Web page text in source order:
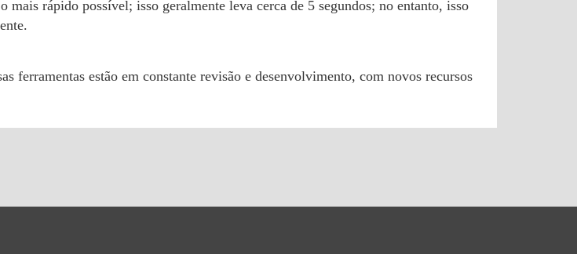
rápido possível; isso geralmente leva cerca de 5 segundos; no entanto, isso
ferramentas estão em constante revisão e desenvolvimento, com novos recursos